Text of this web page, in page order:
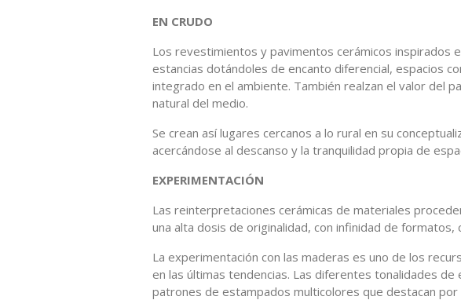
EN CRUDO
Los revestimientos y pavimentos cerámicos inspirados
estancias dotándoles de encanto diferencial, espacios
integrado en el ambiente. También realzan el valor del
natural del medio.
Se crean así lugares cercanos a lo rural en su
acercándose al descanso y la tranquilidad propia de
EXPERIMENTACIÓN
Las reinterpretaciones cerámicas de materiales
una alta dosis de originalidad, con infinidad de
La experimentación con las maderas es uno de los
en las últimas tendencias. Las diferentes tonalidades
patrones de estampados multicolores que destacan